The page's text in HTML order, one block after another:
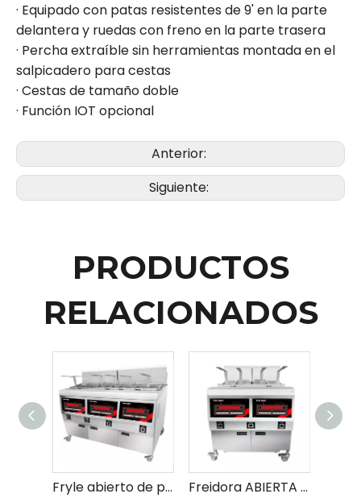
· Equipado con patas resistentes de 9' en la parte
delantera y ruedas con freno en la parte trasera
· Percha extraíble sin herramientas montada en el
salpicadero para cestas
· Cestas de tamaño doble
· Función IOT opcional
Anterior:
Siguiente:
PRODUCTOS
RELACIONADOS
Fryle abierto de pollo frito eléctrico y gas Freidora ABIERTA DE ELECTRICA Y GAS INDUSTRIALES